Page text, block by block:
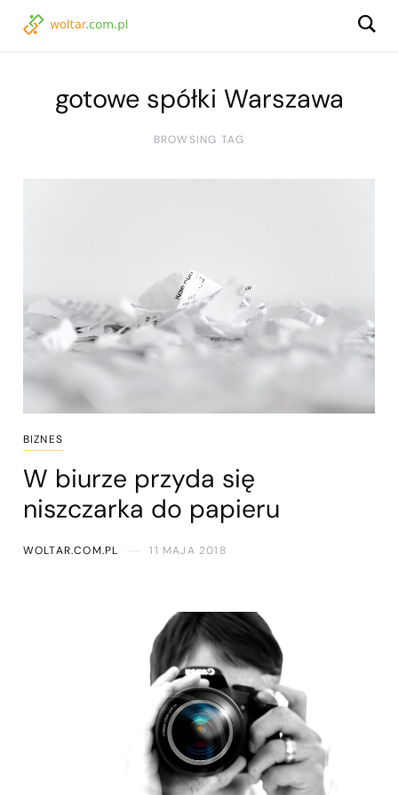
gotowe spółki Warszawa
BROWSING TAG
BIZNES
W biurze przyda się
niszczarka do papieru
WOLTAR.COM.PL 11 MAJA 2018